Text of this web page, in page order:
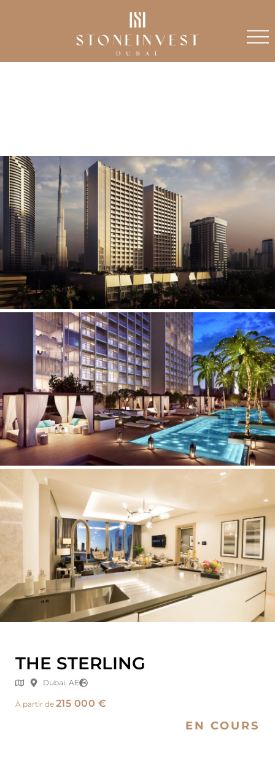
THE STERLING
Dubai, AE
À partir de 215 000 €
EN COURS